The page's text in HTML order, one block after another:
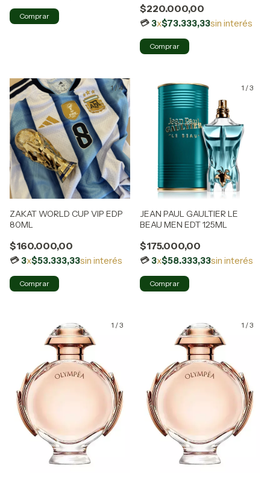
$220.000,00
3x$73.333,33sin interés
Comprar
1/4
ZAKAT WORLD CUP VIP EDP
80ML
$160.000,00
3x$53.333,33sin interés
Comprar
1 /3
JEAN PAUL GAULTIER LE
BEAU MEN EDT 125ML
$175.000,00
3x$58.333,33sin interés
1 /3 1 /3